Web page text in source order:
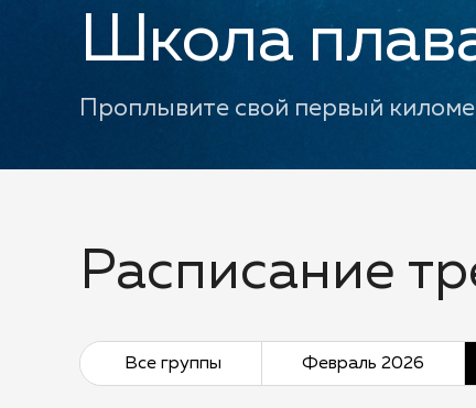
Школа
Проплывите свой первый
Расписание
Все группы Февраль 2026